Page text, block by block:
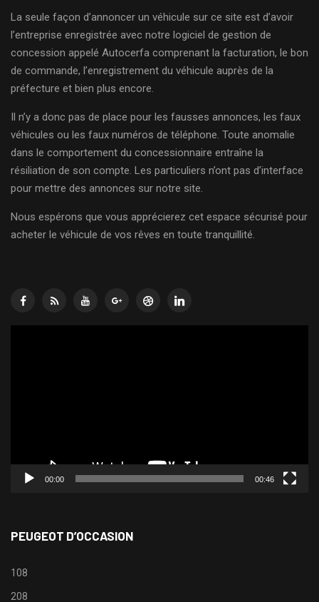
La seule façon d’annoncer un véhicule sur ce site est d’avoir
l’entreprise enregistrée avec notre logiciel de gestion de
concession appelé Autocerfa comprenant la facturation, le bon
de commande, l’enregistrement du véhicule auprès de la
préfecture et bien plus encore.
Il n’y a donc pas de place pour les fausses annonces, les faux
véhicules ou les faux numéros de téléphone. Toute anomalie
dans le comportement du concessionnaire entraîne la
résiliation de son compte. Les particuliers n’ont pas d’interface
pour mettre des annonces sur notre site.
Nous espérons que vous apprécierez cet espace sécurisé pour
acheter le véhicule de vos rêves en toute tranquillité.
00:00 00:46
PEUGEOT D’OCCASION
108
208